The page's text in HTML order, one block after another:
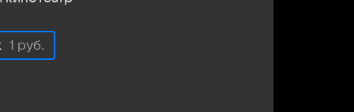
1 руб.